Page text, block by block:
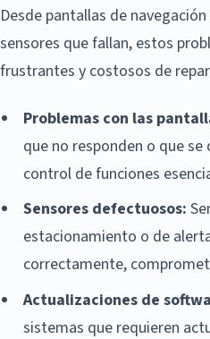
Desde pantallas de
sensores que fallan, estos
frustrantes y costosos de
Problemas con las
que no responden o que
control de funciones
Sensores defectuosos:
estacionamiento o de
correctamente,
Actualizaciones de
sistemas que requieren